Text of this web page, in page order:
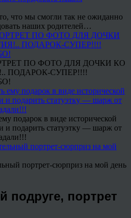
что мы смогли так не ожиданно
наших родителей…
ПО ФОТО ДЛЯ ДОЧКИ КО
ПОДАРОК-СУПЕР!!!!
подарок в виде исторической
и подарить статуэтку — шарж от
портрет-сюрприз на мой день
подруге, портрет